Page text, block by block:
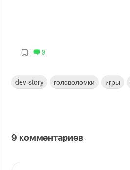
9
dev story головоломки игры
9 комментариев